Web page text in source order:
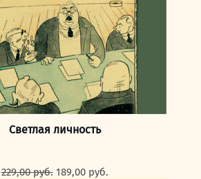
Светлая личность
229,00руб. Первоначальная
189,00 руб.